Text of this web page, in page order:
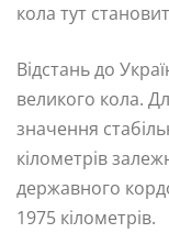
кола тут
Відстань до
великого кола.
значення
кілометрів
державного
1975 кілометрів.